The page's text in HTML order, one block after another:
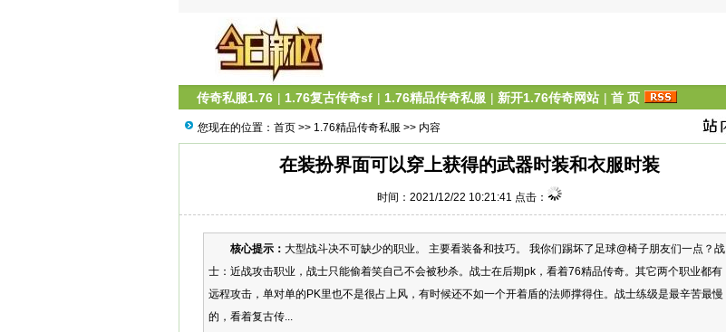
传奇私服1.76 | 1.76复古传奇sf | 1.76精品传奇私服 | 新开1.76传奇网站 | 首 页
您现在的位置： 首页 >> 1.76精品传奇私服 >> 内容
在装扮界面可以穿上获得的武器时装和衣服时装
时间：2021/12/22 10:21:41 点击：
核心提示： 大型战斗决不可缺少的职业。 主要看装备和技巧。 我你们踢坏了足球@椅子朋友们一点？战
士：近战攻击职业，战士只能偷着笑自己不会被秒杀。战士在后期pk，看着76精品传奇。其它两个职业都有
远程攻击，单对单的PK里也不是很占上风，有时候还不如一个开着盾的法师撑得住。战士练级是最辛苦最慢
的，看着复古传...